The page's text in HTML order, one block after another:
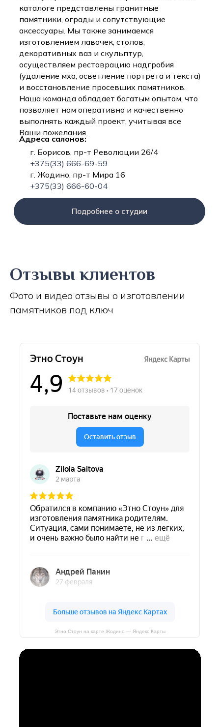
каталоге представлены гранитные
памятники, ограды и сопутствующие
аксессуары. Мы также занимаемся
изготовлением лавочек, столов,
декоративных ваз и скульптур,
осуществляем реставрацию надгробия
(удаление мха, осветление портрета и текста)
и восстановление просевших памятников.
Наша команда обладает богатым опытом, что
позволяет нам оперативно и качественно
выполнять каждый проект, учитывая все
Ваши пожелания.
Адреса салонов:
г. Борисов, пр-т Революции 26/4
+375(33) 666-69-59
г. Жодино, пр-т Мира 16
+375(33) 666-60-04
Подробнее о студии
Отзывы клиентов
Фото и видео отзывы о изготовлении
памятников под ключ
Этно Стоун на карте Жодино — Яндекс Карты